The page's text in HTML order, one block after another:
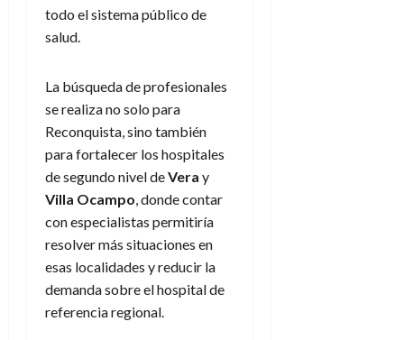
todo el sistema público de
salud.
La búsqueda de profesionales
se realiza no solo para
Reconquista, sino también
para fortalecer los hospitales
de segundo nivel deVera y
Villa Ocampo, donde contar
con especialistas permitiría
resolver más situaciones en
esas localidades y reducir la
demanda sobre el hospital de
referencia regional.